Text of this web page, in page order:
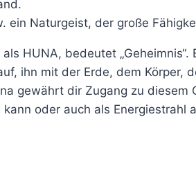
ein Naturgeist, der große
HUNA, bedeutet
ihn mit der Erde, dem Körper,
gewährt dir Zugang zu
oder auch als